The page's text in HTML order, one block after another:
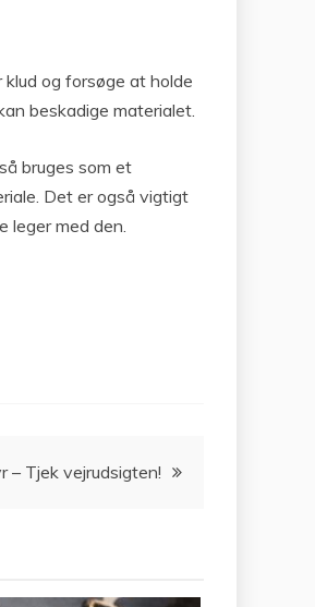
og forsøge at holde
beskadige materialet.
bruges som et
Det er også vigtigt
leger med den.
– Tjek vejrudsigten!